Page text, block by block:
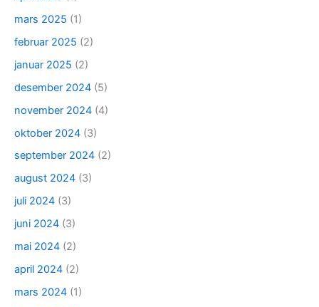
mars 2025 (1)
februar 2025 (2)
januar 2025 (2)
desember 2024 (5)
november 2024 (4)
oktober 2024 (3)
september 2024 (2)
august 2024 (3)
juli 2024 (3)
juni 2024 (3)
mai 2024 (2)
april 2024 (2)
mars 2024 (1)